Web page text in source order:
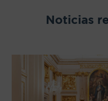
Noticias